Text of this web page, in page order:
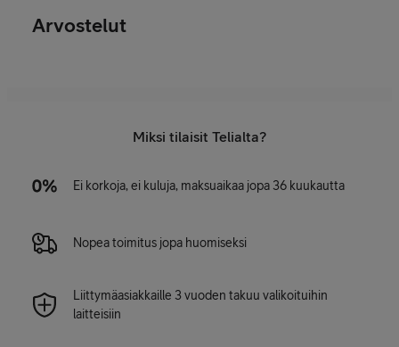
Arvostelut
Miksi tilaisit Telialta?
Ei korkoja, ei kuluja, maksuaikaa jopa 36 kuukautta
Nopea toimitus jopa huomiseksi
Liittymäasiakkaille 3 vuoden takuu valikoituihin
laitteisiin